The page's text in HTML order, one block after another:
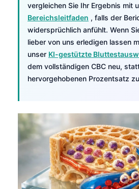
vergleichen Sie Ihr Ergebnis mit
Bereichsleitfaden , falls der
widersprüchlich anfühlt. Wenn
lieber von uns erledigen lassen
unser KI-gestützte
dem vollständigen CBC neu,
hervorgehobenen Prozentsatz